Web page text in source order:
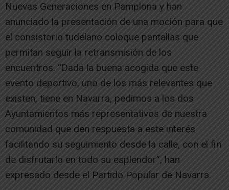
Nuevas Generaciones en Pamplona y han
anunciado la presentación de una moción para que
el consistorio tudelano coloque pantallas que
permitan seguir la retransmisión de los
encuentros. “Dada la buena acogida que este
evento deportivo, uno de los más relevantes que
existen, tiene en Navarra, pedimos a los dos
Ayuntamientos más representativos de nuestra
comunidad que den respuesta a este interés
facilitando su seguimiento desde la calle, con el fin
de disfrutarlo en todo su esplendor”, han
expresado desde el Partido Popular de Navarra.